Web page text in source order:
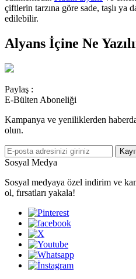
çiftlerin tarzına göre sade, taşlı ya
edilebilir.
Alyans İçine Ne
Paylaş :
E-Bülten Aboneliği
Kampanya ve yeniliklerden
olun.
Sosyal Medya
Sosyal medyaya özel indirim ve
ol, fırsatları yakala!